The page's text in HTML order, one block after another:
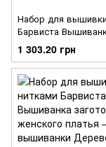
Набор для
Барвиста
заготовки женского
вышиванки Дерево
ПЛ109дЧннннi
1 303.20 грн